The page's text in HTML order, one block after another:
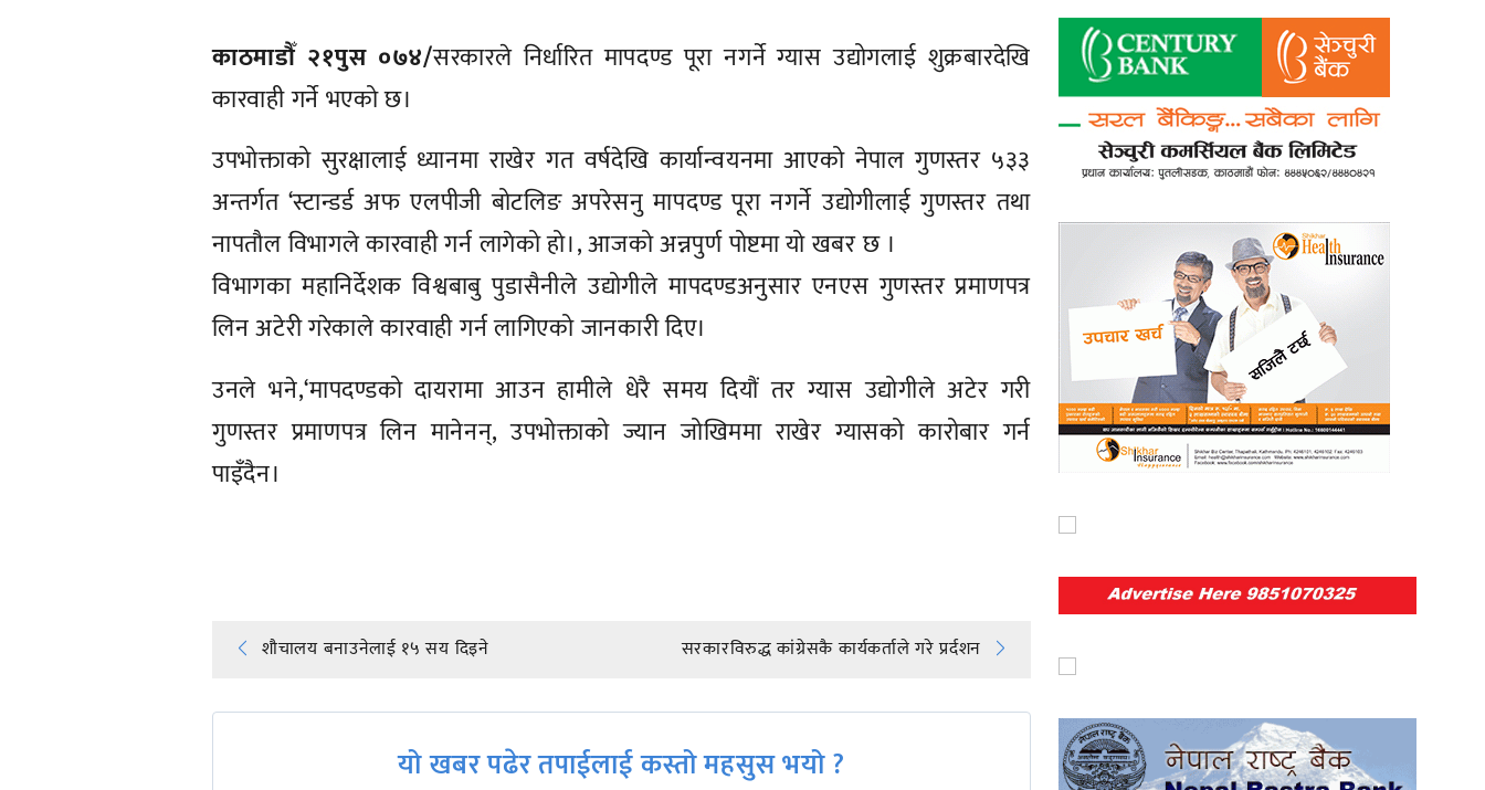
काठमाडौँ २१पुस ०७४/सरकारले निर्धारित मापदण्ड पूरा नगर्ने ग्यास उद्योगलाई शुक्रबारदेखि
कारवाही गर्ने भएको छ।
उपभोक्ताको सुरक्षालाई ध्यानमा राखेर गत वर्षदेखि कार्यान्वयनमा आएको नेपाल गुणस्तर ५३३
अन्तर्गत ‘स्टान्डर्ड अफ एलपीजी बोटलिङ अपरेसनु मापदण्ड पूरा नगर्ने उद्योगीलाई गुणस्तर तथा
नापतौल विभागले कारवाही गर्न लागेको हो।, आजको अन्नपुर्ण पोष्टमा यो खबर छ ।
विभागका महानिर्देशक विश्वबाबु पुडासैनीले उद्योगीले मापदण्डअनुसार एनएस गुणस्तर प्रमाणपत्र
लिन अटेरी गरेकाले कारवाही गर्न लागिएको जानकारी दिए।
उनले भने,‘मापदण्डको दायरामा आउन हामीले धेरै समय दियौं तर ग्यास उद्योगीले अटेर गरी
गुणस्तर प्रमाणपत्र लिन मानेनन्, उपभोक्ताको ज्यान जोखिममा राखेर ग्यासको कारोबार गर्न
पाइँदैन।
Post
navigation
शौचालय बनाउनेलाई १५ सय दिइने सरकारविरुद्ध कांग्रेसकै कार्यकर्ताले गरे प्रर्दशन
यो खबर पढेर तपाईलाई कस्तो महसुस भयो ?